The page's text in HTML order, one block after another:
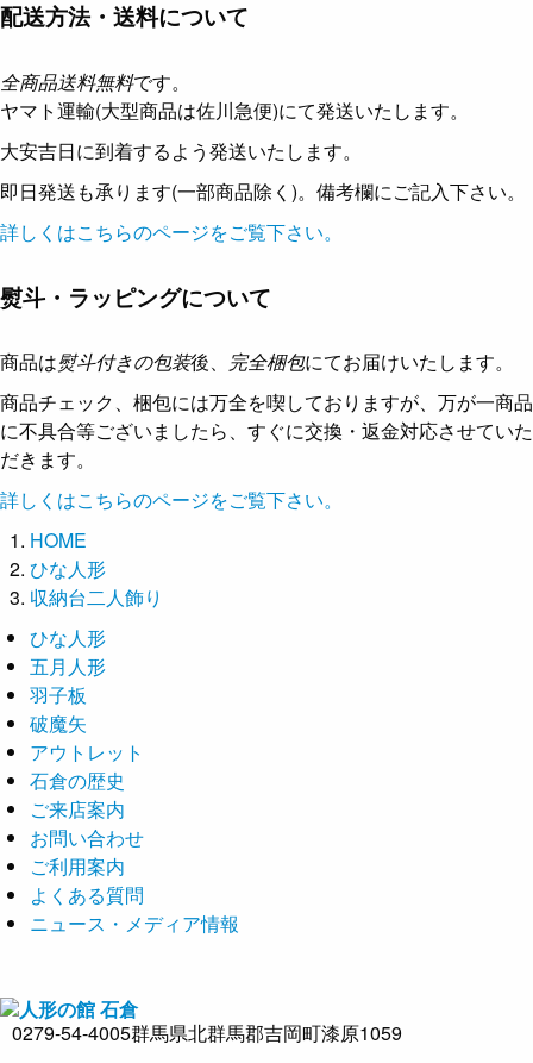
配送方法・送料について
全商品送料無料です。
ヤマト運輸(大型商品は佐川急便)にて発送いたします。
大安吉日に到着するよう発送いたします。
即日発送も承ります(一部商品除く)。備考欄にご記入下さい。
詳しくはこちらのページをご覧下さい。
熨斗・ラッピングについて
商品は熨斗付きの包装後、 完全梱包にてお届けいたします。
商品チェック、梱包には万全を喫しておりますが、万が一商品
に不具合等ございましたら、すぐに交換・返金対応させていた
だきます。
詳しくはこちらのページをご覧下さい。
HOME
ひな人形
収納台二人飾り
ひな人形
五月人形
羽子板
破魔矢
アウトレット
石倉の歴史
ご来店案内
お問い合わせ
ご利用案内
よくある質問
ニュース・メディア情報
0279-54-4005群馬県北群馬郡吉岡町漆原1059